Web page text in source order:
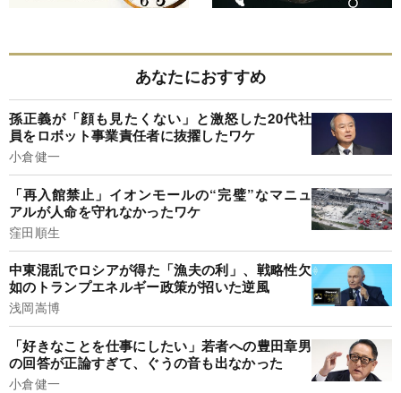
あなたにおすすめ
孫正義が「顔も見たくない」と激怒した20代社
員をロボット事業責任者に抜擢したワケ
小倉健一
「再入館禁止」イオンモールの“完璧”なマニュ
アルが人命を守れなかったワケ
窪田順生
中東混乱でロシアが得た「漁夫の利」、戦略性欠
如のトランプエネルギー政策が招いた逆風
浅岡嵩博
「好きなことを仕事にしたい」若者への豊田章男
の回答が正論すぎて、ぐうの音も出なかった
小倉健一